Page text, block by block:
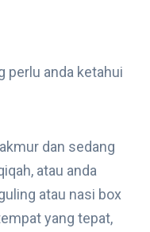
perlu anda ketahui
dan sedang
atau anda
atau nasi box
yang tepat,